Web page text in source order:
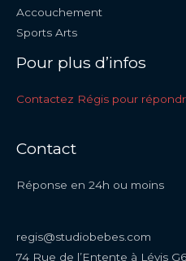
Accouchement
Sports Arts
Pour plus d’infos
Contactez Régis pour
Contact
Réponse en 24h ou moins
regis@studiobebes.com
74 Rue de l’Entente à Lévis